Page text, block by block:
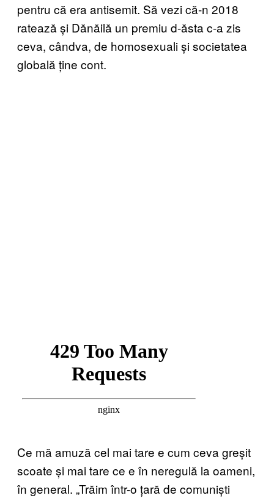
pentru că era antisemit. Să vezi că-n 2018
ratează și Dănăilă un premiu d-ăsta c-a zis
ceva, cândva, de homosexuali și societatea
globală ține cont.
Ce mă amuză cel mai tare e cum ceva greșit
scoate și mai tare ce e în neregulă la oameni,
în general. „Trăim într-o țară de comuniști